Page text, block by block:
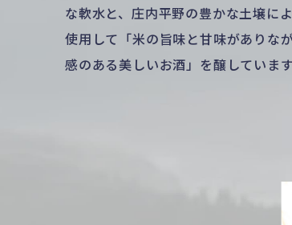
な軟水と、庄内平野の豊かな土壌に
使用して「米の旨味と甘味がありな
感のある美しいお酒」を醸しています